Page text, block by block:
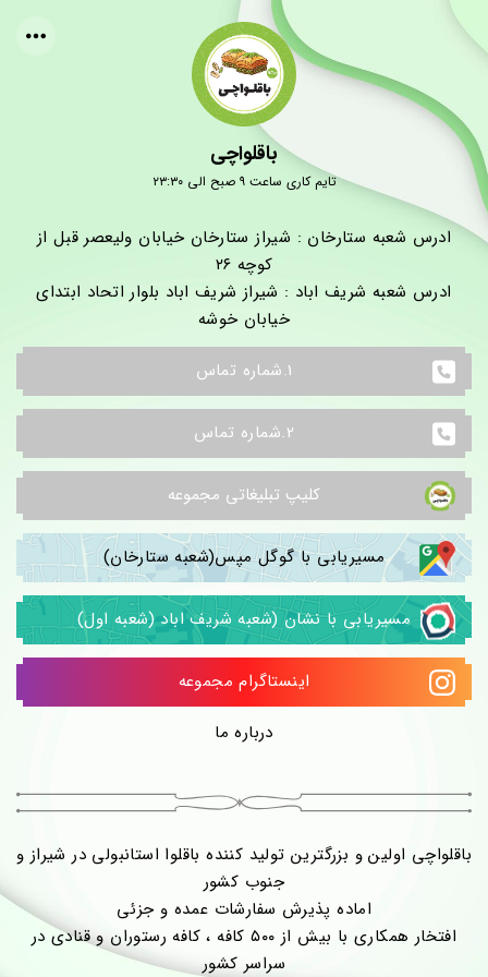
باقلواچی
تایم کاری ساعت ۹ صبح الی ۲۳:۳۰
ادرس شعبه ستارخان : شیراز ستارخان خیابان ولیعصر قبل از
کوچه ۲۶
ادرس شعبه شریف اباد : شیراز شریف اباد بلوار اتحاد ابتدای
خیابان خوشه
1.شماره تماس
2.شماره تماس
کلیپ تبلیغاتی مجموعه
مسیریابی با گوگل مپس(شعبه ستارخان)
مسیریابی با نشان (شعبه شریف اباد (شعبه اول)
اینستاگرام مجموعه
درباره ما
باقلواچی اولین و بزرگترین تولید کننده باقلوا استانبولی در شیراز و
جنوب کشور
اماده پذیرش سفارشات عمده و جزئی
افتخار همکاری با بیش از ۵۰۰ کافه ، کافه رستوران و قنادی در
سراسر کشور